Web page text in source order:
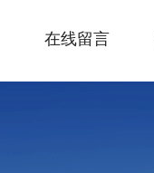
在线留言